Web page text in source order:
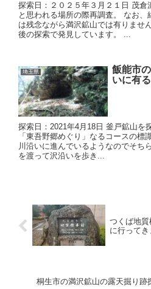
探索日：２０２５年３月２１日 茂倉
と思われる場所の際再調査。 なお、
は残念ながら満沢鉱山では有りませ
後の探索で発見しています。 ...
埼玉県
飯能市
いに有
探索日：2021年4月18日 釜戸鉱山を
「東吾野郷めぐり」なるコースの標
川沿いに進んでいるようなのでそち
を渡って沢沿いを歩き...
つくば地
に行ってき
桐生市の満沢鉱山の露天掘り跡